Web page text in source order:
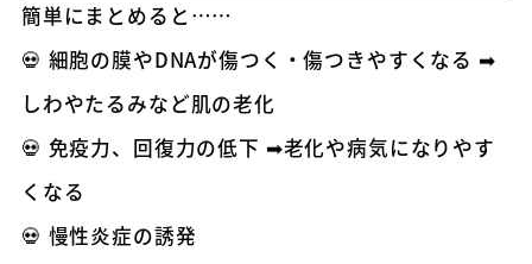
簡単にまとめると……
💀 細胞の膜やDNAが傷つく・傷つきやすくなる ➡
しわやたるみなど肌の老化
💀 免疫力、回復力の低下 ➡老化や病気になりやす
くなる
💀 慢性炎症の誘発